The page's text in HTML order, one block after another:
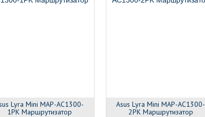
Lyra Mini MAP-AC1300-
1PK Маршрутизатор
Asus Lyra Mini MAP-AC1300-
2PK Маршрутизатор